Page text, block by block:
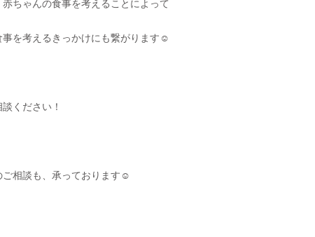
ちゃんの食事を考えることによって
を考えるきっかけにも繋がります ☺️
ください！
相談も、承っております☺︎